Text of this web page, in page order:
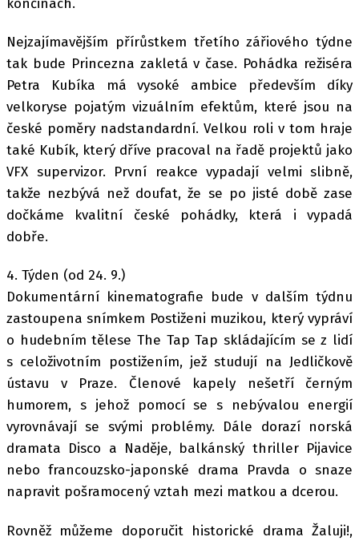
končinách.
Nejzajímavějším přírůstkem třetího zářiového týdne
tak bude Princezna zakletá v čase. Pohádka režiséra
Petra Kubíka má vysoké ambice především díky
velkoryse pojatým vizuálním efektům, které jsou na
české poměry nadstandardní. Velkou roli v tom hraje
také Kubík, který dříve pracoval na řadě projektů jako
VFX supervizor. První reakce vypadají velmi slibně,
takže nezbývá než doufat, že se po jisté době zase
dočkáme kvalitní české pohádky, která i vypadá
dobře.
4. Týden (od 24. 9.)
Dokumentární kinematografie bude v dalším týdnu
zastoupena snímkem Postiženi muzikou, který vypráví
o hudebním tělese The Tap Tap skládajícím se z lidí
s celoživotním postižením, jež studují na Jedličkově
ústavu v Praze. Členové kapely nešetří černým
humorem, s jehož pomocí se s nebývalou energií
vyrovnávají se svými problémy. Dále dorazí norská
dramata Disco a Naděje, balkánský thriller Pijavice
nebo francouzsko-japonské drama Pravda o snaze
napravit pošramocený vztah mezi matkou a dcerou.
Rovněž můžeme doporučit historické drama Žaluji!,